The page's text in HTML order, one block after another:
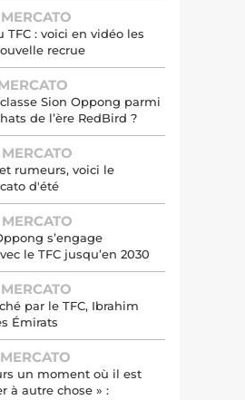
MERCATO
TFC : voici en vidéo les
recrue
Sion Oppong parmi
de l’ère RedBird ?
MERCATO
rumeurs, voici le
d'été
MERCATO
s’engage
le TFC jusqu’en 2030
MERCATO
par le TFC, Ibrahim
Émirats
MERCATO
un moment où il est
à autre chose » :